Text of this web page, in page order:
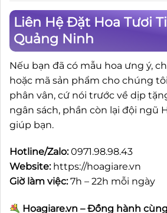
Liên Hệ Đặt Hoa Tươi
Quảng Ninh
Nếu bạn đã có mẫu hoa ưng ý,
hoặc mã sản phẩm cho chúng
phân vân, cứ nói trước về dịp
ngân sách, phần còn lại đội ngũ
giúp bạn.
Hotline/Zalo:0971.98.98.43
Website: https://hoagiare.vn
Giờ làm việc:7h – 22h mỗi ngày
Hoagiare.vn – Đồng hành